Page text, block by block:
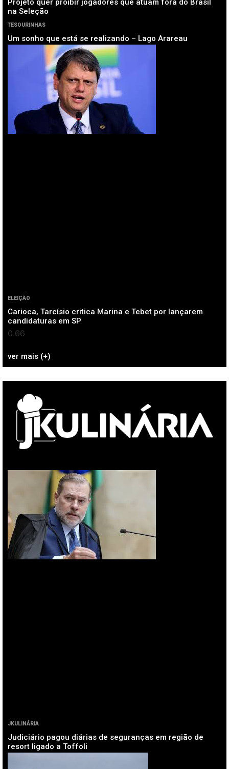
Projeto quer proibir jogadores que atuam fora do Brasil
na Seleção
TESOURINHAS
Um sonho que está se realizando – Lago Arareau
ELEIÇÃO
Carioca, Tarcísio critica Marina e Tebet por lançarem
candidaturas em SP
ver mais (+)
JKULINÁRIA
Judiciário pagou diárias de seguranças em região de
resort ligado a Toffoli